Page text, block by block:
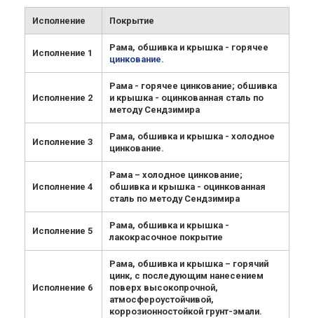
Исполнение Покрытие
Исполнение 1
Рама, обшивка и крышка - горячее
цинкование.
Исполнение 2
Рама - горячее цинкование; обшивка
и крышка - оцинкованная сталь по
методу Сендзимира
Исполнение 3
Рама, обшивка и крышка - холодное
цинкование.
Исполнение 4
Рама – холодное цинкование;
обшивка и крышка - оцинкованная
сталь по методу Сендзимира
Исполнение 5
Рама, обшивка и крышка -
лакокрасочное покрытие
Исполнение 6
Рама, обшивка и крышка – горячий
цинк, с последующим нанесением
поверх высокопрочной,
атмосфероустойчивой,
коррозионностойкой грунт-эмали.